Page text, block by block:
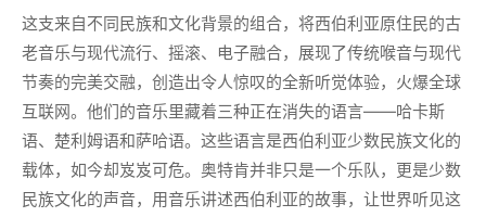
这支来自不同民族和文化背景的组合，将西伯利亚原住民的古
老音乐与现代流行、摇滚、电子融合，展现了传统喉音与现代
节奏的完美交融，创造出令人惊叹的全新听觉体验，火爆全球
互联网。他们的音乐里藏着三种正在消失的语言——哈卡斯
语、楚利姆语和萨哈语。这些语言是西伯利亚少数民族文化的
载体，如今却岌岌可危。奥特肯并非只是一个乐队，更是少数
民族文化的声音，用音乐讲述西伯利亚的故事，让世界听见这